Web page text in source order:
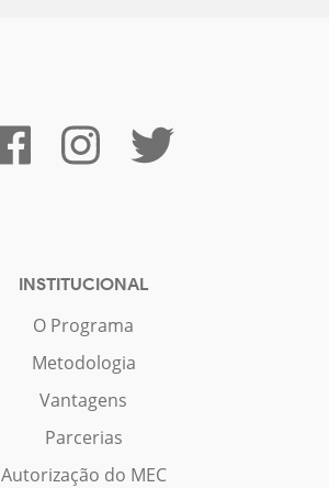
INSTITUCIONAL
O Programa
Metodologia
Vantagens
Parcerias
Autorização do MEC